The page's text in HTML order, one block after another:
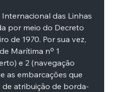
das Linhas
por meio do Decreto
de 1970. Por sua vez,
Marítima nº 1
e 2 (navegação
as embarcações que
de atribuição de borda-